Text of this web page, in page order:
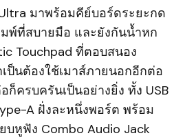
มาพร้อมคีย์บอร์ดระยะกด
มพ์ที่สบายมือ และยังกันน้ำหก
Touchpad ที่ตอบสนอง
ป็นต้องใช้เมาส์ภายนอกอีกต่อ
ครบครันเป็นอย่างยิ่ง ทั้ง USB
A ฝั่งละหนึ่งพอร์ต พร้อม
ยบหูฟัง Combo Audio Jack